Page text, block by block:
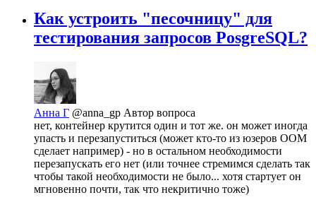
Как устроить "песочницу" для
тестирования запросов PosgreSQL?
Анна Г @anna_gp Автор вопроса
нет, контейнер крутится один и тот же. он может иногда
упасть и перезапуститься (может кто-то из юзеров OOM
сделает например) - но в остальном необходимости
перезапускать его нет (или точнее стремимся сделать так
чтобы такой необходимости не было... хотя стартует он
мгновенно почти, так что некритично тоже)